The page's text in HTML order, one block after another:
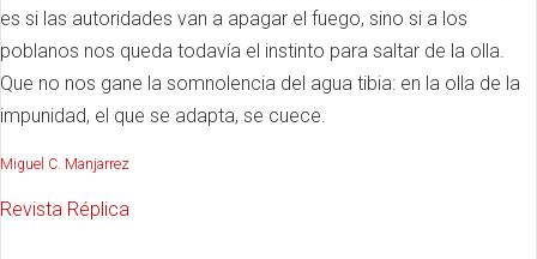
es si las autoridades van a apagar el fuego, sino si a los
poblanos nos queda todavía el instinto para saltar de la olla.
Que no nos gane la somnolencia del agua tibia: en la olla de la
impunidad, el que se adapta, se cuece.
Miguel C. Manjarrez
Revista Réplica